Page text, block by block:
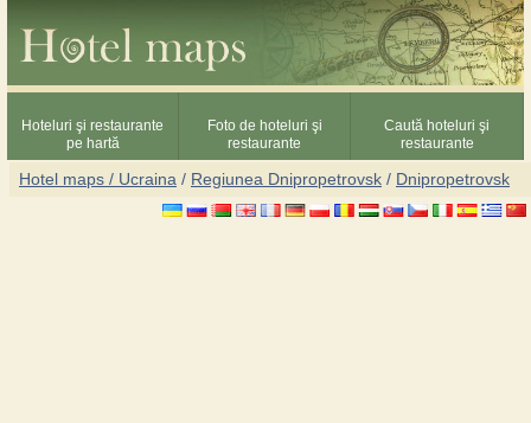
Hoteluri şi restaurante
pe hartă
Foto de hoteluri şi
restaurante
Caută hoteluri şi
restaurante
Hotel maps / Ucraina / Regiunea Dnipropetrovsk / Dnipropetrovsk